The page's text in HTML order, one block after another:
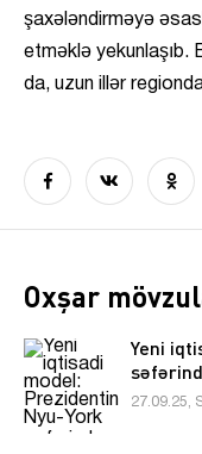
şaxələndirməyə
etməklə yekunlaşıb.
da, uzun illər
Oxşar
Yeni
27.09.25,